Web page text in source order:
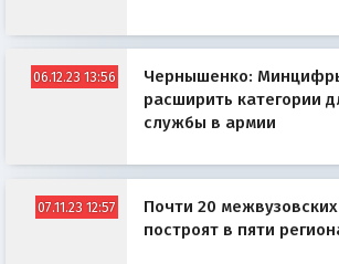
06.12.23 13:56
Чернышенко:
расширить категории
службы в армии
07.11.23 12:57
Почти 20
построят в пяти